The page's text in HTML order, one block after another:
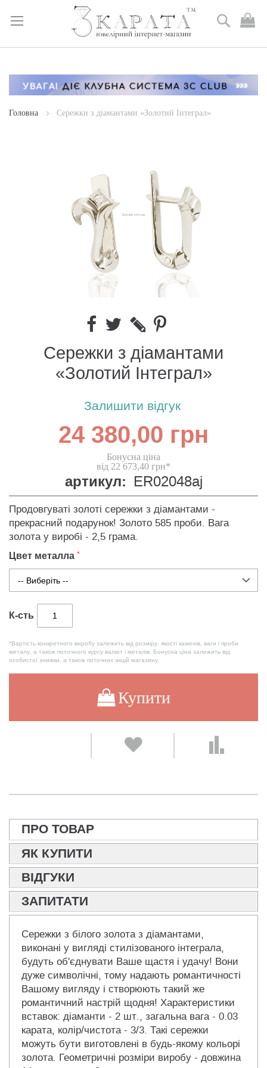
Skip
Content
Пошук
Головна Сережки з діамантами «Золотий Інтеграл»
Сережки з діамантами
«Золотий Інтеграл»
Залишити відгук
24 380,00 грн
Бонусна ціна
від 22 673,40 грн*
артикул: ER02048aj
Продовгуваті золоті сережки з діамантами -
прекрасний подарунок! Золото 585 проби. Вага
золота у виробі - 2,5 грама.
Цвет металла
К-сть
*Вартість конкретного виробу залежить від розміру, якості каменів, ваги і проби
металу, а також поточного курсу валют і металів. Бонусна ціна залежить від
особистої знижки, а також поточних акцій магазину.
Купити
ПРО ТОВАР
ЯК КУПИТИ
ВІДГУКИ
ЗАПИТАТИ
Сережки з білого золота з діамантами,
виконані у вигляді стилізованого інтеграла,
будуть об'єднувати Ваше щастя і удачу! Вони
дуже символічні, тому надають романтичності
Вашому вигляду і створюють такий же
романтичний настрій щодня! Характеристики
вставок: діаманти - 2 шт., загальна вага - 0.03
карата, колір/чистота - 3/3. Такі сережки
можуть бути виготовлені в будь-якому кольорі
золота. Геометричні розміри виробу - довжина